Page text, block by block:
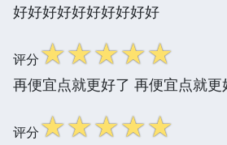
好好好好好好好好好好
评分☆☆☆☆☆
再便宜点就更好了 再便宜点就更
评分☆☆☆☆☆